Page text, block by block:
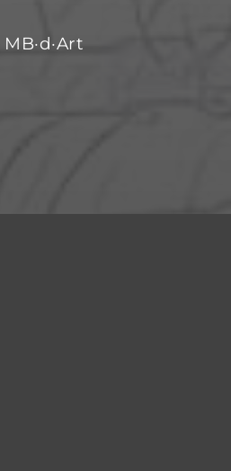
MB­­­­­­­­­­­­·­­d·Art